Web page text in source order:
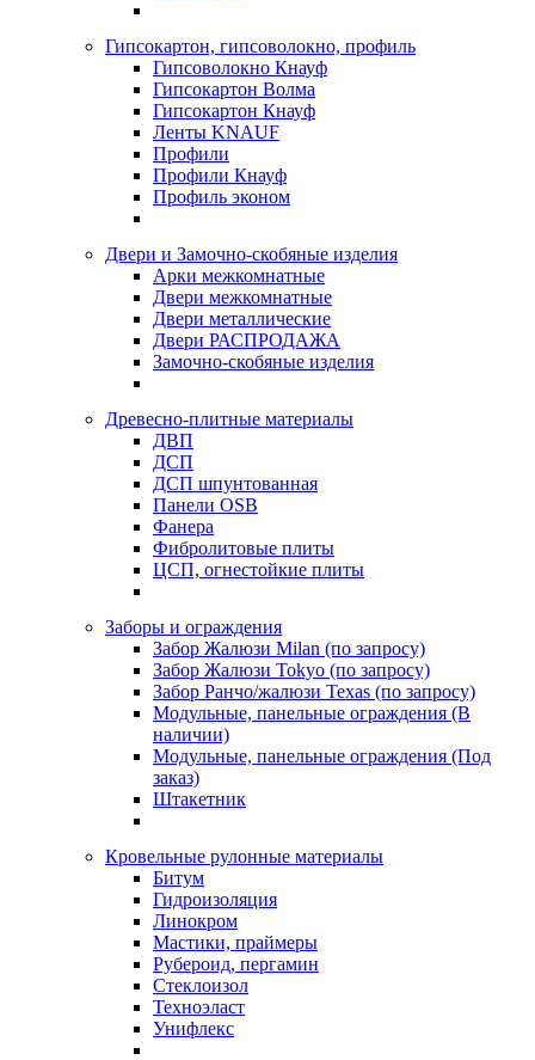
Гипсокартон, гипсоволокно, профиль
Гипсоволокно Кнауф
Гипсокартон Волма
Гипсокартон Кнауф
Ленты KNAUF
Профили
Профили Кнауф
Профиль эконом
Двери и Замочно-скобяные изделия
Арки межкомнатные
Двери межкомнатные
Двери металлические
Двери РАСПРОДАЖА
Замочно-скобяные изделия
Древесно-плитные материалы
ДВП
ДСП
ДСП шпунтованная
Панели OSB
Фанера
Фибролитовые плиты
ЦСП, огнестойкие плиты
Заборы и ограждения
Забор Жалюзи Milan (по запросу)
Забор Жалюзи Tokyo (по запросу)
Забор Ранчо/жалюзи Texas (по запросу)
Модульные, панельные ограждения (В
наличии)
Модульные, панельные ограждения (Под
заказ)
Штакетник
Кровельные рулонные материалы
Битум
Гидроизоляция
Линокром
Мастики, праймеры
Рубероид, пергамин
Стеклоизол
Техноэласт
Унифлекс